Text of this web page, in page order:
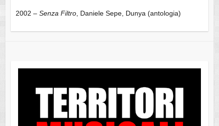
2002 – Senza Filtro, Daniele Sepe, Dunya (antologia)